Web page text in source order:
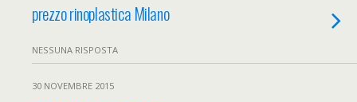
prezzo rinoplastica Milano
NESSUNA RISPOSTA
30 NOVEMBRE 2015